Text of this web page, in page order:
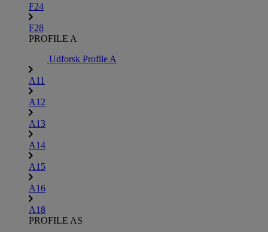
F24
F28
PROFILE A
Udforsk Profile A
A11
A12
A13
A14
A15
A16
A18
PROFILE AS